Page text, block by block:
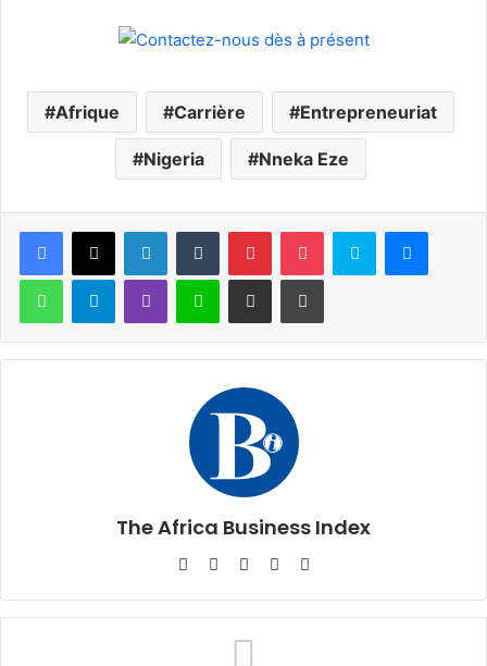
Afrique Carrière Entrepreneuriat
Nigeria Nneka Eze
Facebook
X LinkedinTumblr PinterestPocket Skype
WhatsAppTelegramViber Ligne Partager par email Imprimer
The Africa Business Index
WebsiteFacebook
X Linkedin